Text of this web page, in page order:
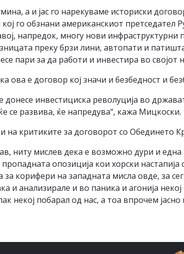
а и јас го нарекуваме историски
го обзнани американскиот претседател
напредок, многу нови
преку брзи лини, автопати и
пари за да работи и инвестира во
ова е договор кој значи и безбедност и
донесе инвестициска револуција во
се развива, ќе напредува“, кажа Мицкоски.
на критиките за договорот со Обединето
ниту мислев дека е возможно дури и
опозиција кои хорски
корифери на западната мисла овде, за
и анализирале и во паника и агонија
некој побарал од нас, а тоа впрочем